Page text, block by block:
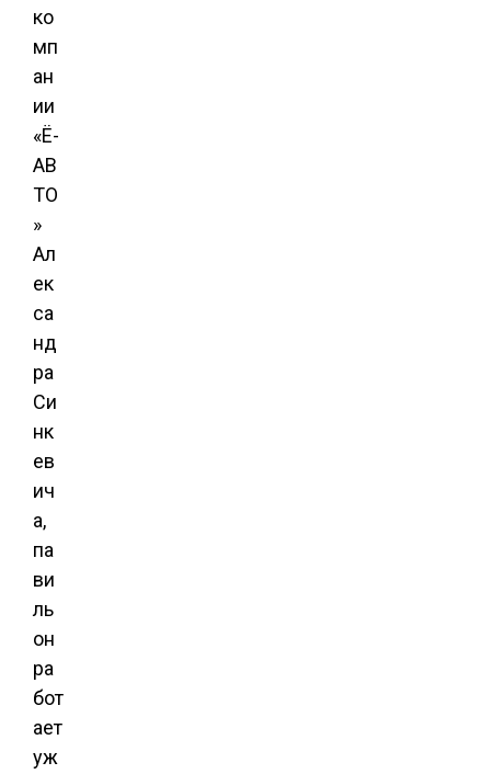
ко
мп
ан
ии
«Ё-
АВ
ТО
»
Ал
ек
са
нд
ра
Си
нк
ев
ич
а,
па
ви
ль
он
ра
бот
ает
уж